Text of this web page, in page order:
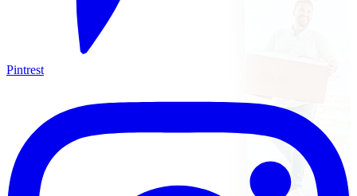
Pintrest